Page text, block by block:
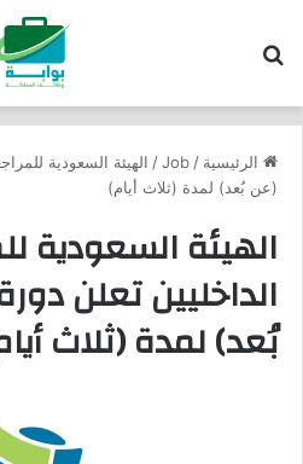
الرئيسية /
Job
/ الهيئة السعودية
(عن بُعد) لمدة (ثلاث أيام)
الهيئة السعودية
الداخليين تعلن
بُعد) لمدة (ثلاث